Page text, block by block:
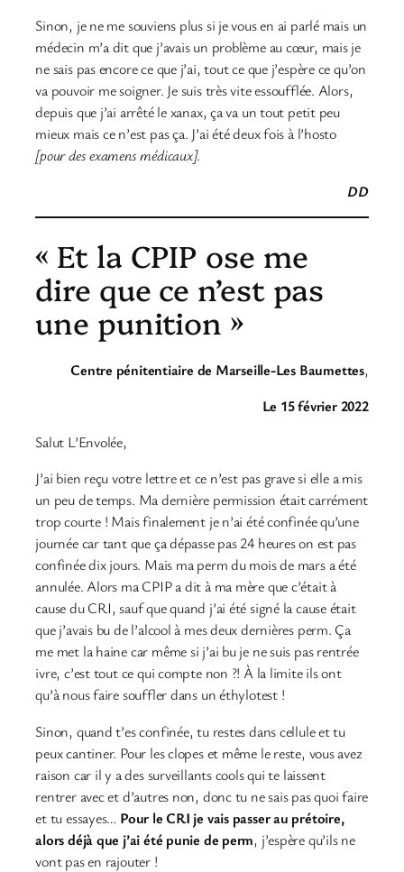
Sinon, je ne me souviens plus si je vous en ai parlé mais un
médecin m’a dit que j’avais un problème au cœur, mais je
ne sais pas encore ce que j’ai, tout ce que j’espère ce qu’on
va pouvoir me soigner. Je suis très vite essoufflée. Alors,
depuis que j’ai arrêté le xanax, ça va un tout petit peu
mieux mais ce n’est pas ça. J’ai été deux fois à l’hosto
[pour des examens médicaux].
DD
« Et la CPIP ose me
dire que ce n’est pas
une punition »
Centre pénitentiaire de Marseille-Les Baumettes,
Le 15 février 2022
Salut L’Envolée,
J’ai bien reçu votre lettre et ce n’est pas grave si elle a mis
un peu de temps. Ma dernière permission était carrément
trop courte ! Mais finalement je n’ai été confinée qu’une
journée car tant que ça dépasse pas 24 heures on est pas
confinée dix jours. Mais ma perm du mois de mars a été
annulée. Alors ma CPIP a dit à ma mère que c’était à
cause du CRI, sauf que quand j’ai été signé la cause était
que j’avais bu de l’alcool à mes deux dernières perm. Ça
me met la haine car même si j’ai bu je ne suis pas rentrée
ivre, c’est tout ce qui compte non ?! À la limite ils ont
qu’à nous faire souffler dans un éthylotest !
Sinon, quand t’es confinée, tu restes dans cellule et tu
peux cantiner. Pour les clopes et même le reste, vous avez
raison car il y a des surveillants cools qui te laissent
rentrer avec et d’autres non, donc tu ne sais pas quoi faire
et tu essayes… Pour le CRI je vais passer au prétoire,
alors déjà que j’ai été punie de perm, j’espère qu’ils ne
vont pas en rajouter !